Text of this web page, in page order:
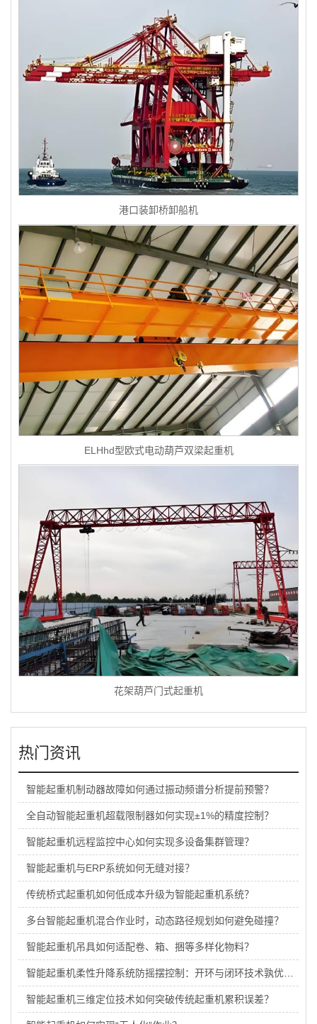
港口装卸桥卸船机
ELHhd型欧式电动葫芦双梁起重机
花架葫芦门式起重机
热门资讯
智能起重机制动器故障如何通过振动频谱分析提前预警？
全自动智能起重机超载限制器如何实现±1%的精度控制？
智能起重机远程监控中心如何实现多设备集群管理？
智能起重机与ERP系统如何无缝对接？
传统桥式起重机如何低成本升级为智能起重机系统？
多台智能起重机混合作业时，动态路径规划如何避免碰撞？
智能起重机吊具如何适配卷、箱、捆等多样化物料？
智能起重机柔性升降系统防摇摆控制：开环与闭环技术孰优孰劣？
智能起重机三维定位技术如何突破传统起重机累积误差？